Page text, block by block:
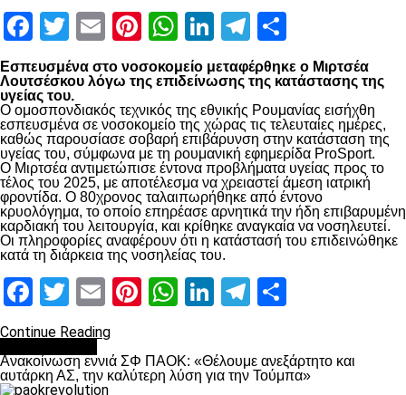
Facebook
Twitter
EmailPinterest
WhatsApp
LinkedIn
Telegram
Εσπευσμένα στο νοσοκομείο μεταφέρθηκε ο Μιρτσέα
Λουτσέσκου λόγω της επιδείνωσης της κατάστασης της
υγείας του.
Ο ομοσπονδιακός τεχνικός της εθνικής Ρουμανίας εισήχθη
εσπευσμένα σε νοσοκομείο της χώρας τις τελευταίες ημέρες,
καθώς παρουσίασε σοβαρή επιβάρυνση στην κατάσταση της
υγείας του, σύμφωνα με τη ρουμανική εφημερίδα ProSport.
Ο Μιρτσέα αντιμετώπισε έντονα προβλήματα υγείας προς το
τέλος του 2025, με αποτέλεσμα να χρειαστεί άμεση ιατρική
φροντίδα. Ο 80χρονος ταλαιπωρήθηκε από έντονο
κρυολόγημα, το οποίο επηρέασε αρνητικά την ήδη επιβαρυμένη
καρδιακή του λειτουργία, και κρίθηκε αναγκαία να νοσηλευτεί.
Οι πληροφορίες αναφέρουν ότι η κατάστασή του επιδεινώθηκε
κατά τη διάρκεια της νοσηλείας του.
Facebook
Twitter
EmailPinterest
WhatsApp
LinkedIn
Telegram
Continue Reading
Ανακοίνωση εννιά ΣΦ ΠΑΟΚ: «Θέλουμε ανεξάρτητο και
αυτάρκη ΑΣ, την καλύτερη λύση για την Τούμπα»